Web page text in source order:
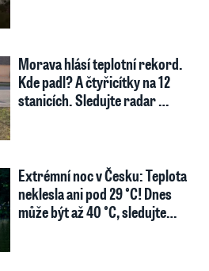
Morava hlásí teplotní rekord.
Kde padl? A čtyřicítky na 12
stanicích. Sledujte radar …
Extrémní noc v Česku: Teplota
neklesla ani pod 29 °C! Dnes
může být až 40 °C, sledujte…